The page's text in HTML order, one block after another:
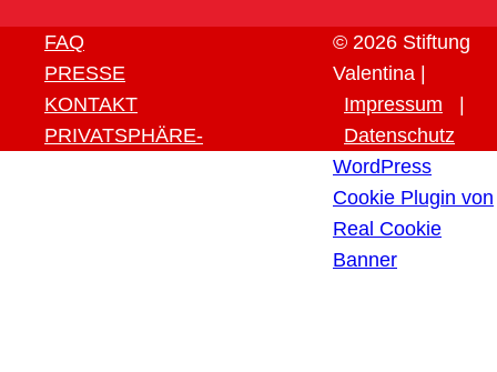
FAQ
PRESSE
KONTAKT
PRIVATSPHÄRE-
© 2026 Stiftung
Valentina |
Impressum
Datenschutz
WordPress
Cookie Plugin von
Real Cookie
Banner